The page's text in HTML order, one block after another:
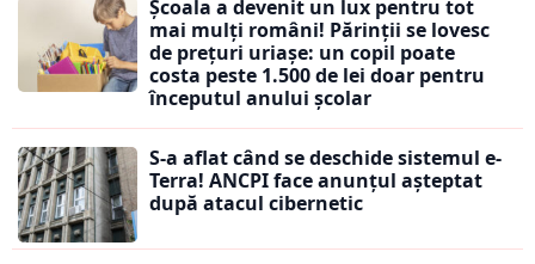
Școala a devenit un lux pentru tot
mai mulți români! Părinții se lovesc
de prețuri uriașe: un copil poate
costa peste 1.500 de lei doar pentru
începutul anului școlar
S-a aflat când se deschide sistemul e-
Terra! ANCPI face anunțul așteptat
după atacul cibernetic